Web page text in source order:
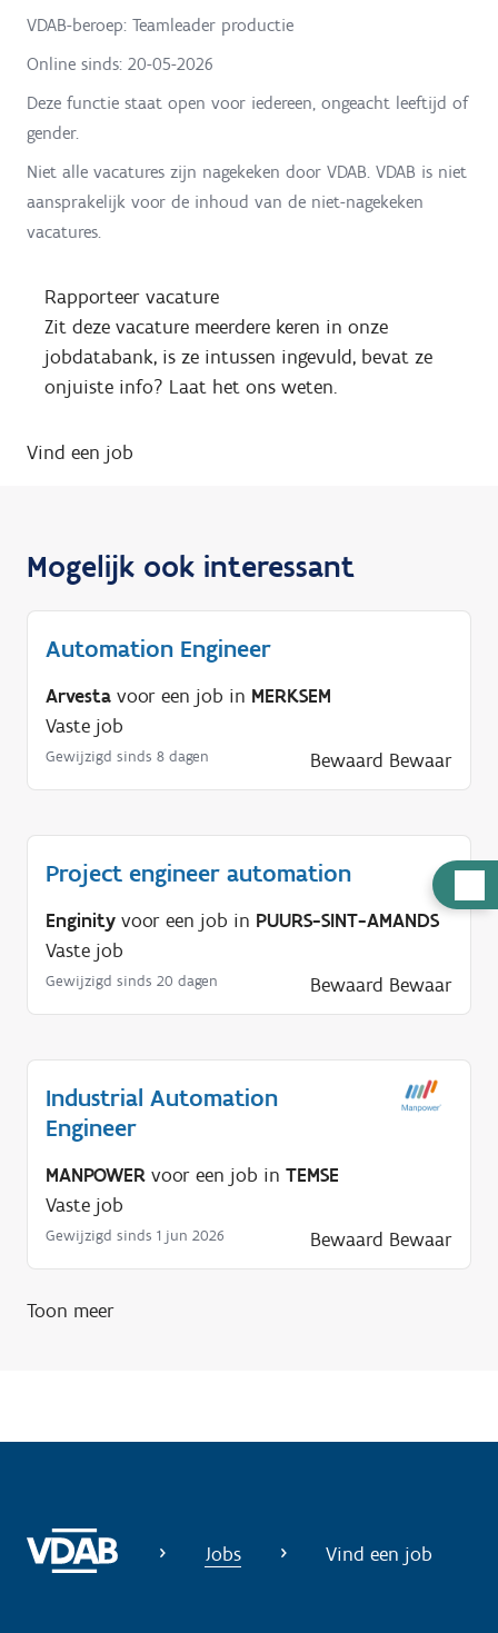
u
d
VDAB-beroep: Teamleader productie
Online sinds: 20-05-2026
Deze functie staat open voor iedereen, ongeacht leeftijd of
gender.
Niet alle vacatures zijn nagekeken door VDAB. VDAB is niet
aansprakelijk voor de inhoud van de niet-nagekeken
vacatures.
Rapporteer vacature
Zit deze vacature meerdere keren in onze
jobdatabank, is ze intussen ingevuld, bevat ze
onjuiste info? Laat het ons weten.
Vind een job
Mogelijk ook interessant
Automation Engineer
Arvesta voor een job in MERKSEM
Vaste job
Gewijzigd sinds 8 dagen Bewaard Bewaar
Project engineer automation
Enginity voor een job in PUURS-SINT-AMANDS
Vaste job
Gewijzigd sinds 20 dagen Bewaard Bewaar
Industrial Automation
Engineer
MANPOWER voor een job in TEMSE
Vaste job
Gewijzigd sinds 1 jun 2026 Bewaard Bewaar
Toon meer
Jobs Vind een job